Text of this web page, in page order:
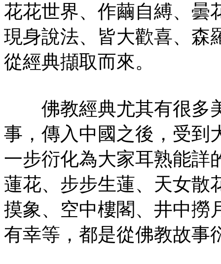
花花世界、作繭自縛、曇
現身說法、皆大歡喜、森
從經典擷取而來。
佛教經典尤其有很多
事，傳入中國之後，受到
一步衍化為大家耳熟能詳
蓮花、步步生蓮、天女散
摸象、空中樓閣、井中撈
有幸等，都是從佛教故事